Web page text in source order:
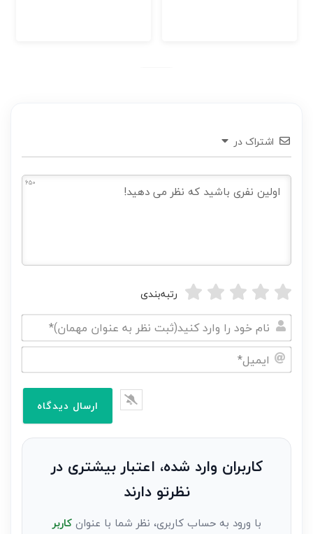
اشتراک در
650
رتبه‌بندی
نام
خود
نظر
کاربران وارد شده، اعتبار بیشتری در
نظرتو دارند
با ورود به حساب کاربری، نظر شما با عنوانکاربر